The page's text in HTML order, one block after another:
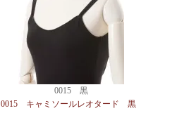
0015 黒
0015 キャミソールレオタード 黒